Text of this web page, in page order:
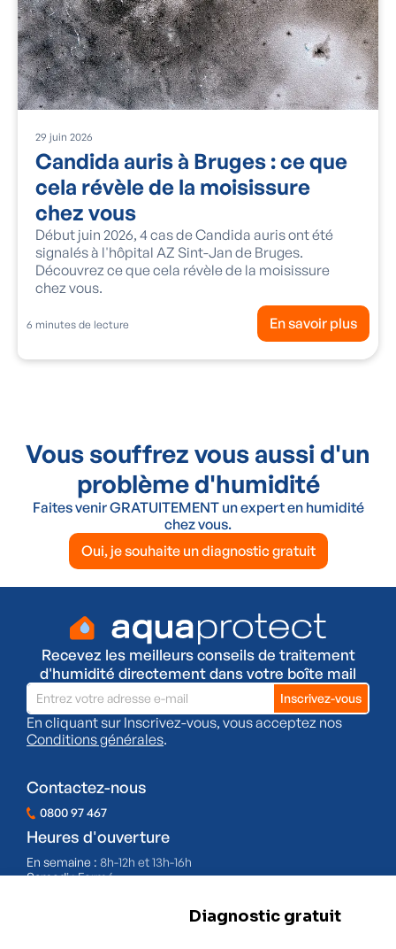
29 juin 2026
Candida auris à Bruges : ce que
cela révèle de la moisissure
chez vous
Début juin 2026, 4 cas de Candida auris ont été
signalés à l'hôpital AZ Sint-Jan de Bruges.
Découvrez ce que cela révèle de la moisissure
chez vous.
6 minutes de lecture En savoir plus
Vous souffrez vous aussi d'un
problème d'humidité
Faites venir GRATUITEMENT un expert en humidité
chez vous.
Oui, je souhaite un diagnostic gratuit
Recevez les meilleurs conseils de traitement
d'humidité directement dans votre boîte mail
En cliquant sur Inscrivez-vous, vous acceptez nos
Conditions générales.
Contactez-nous
0800 97 467
Heures d'ouverture
En semaine : 8h-12h et 13h-16h
Samedi :Fermé